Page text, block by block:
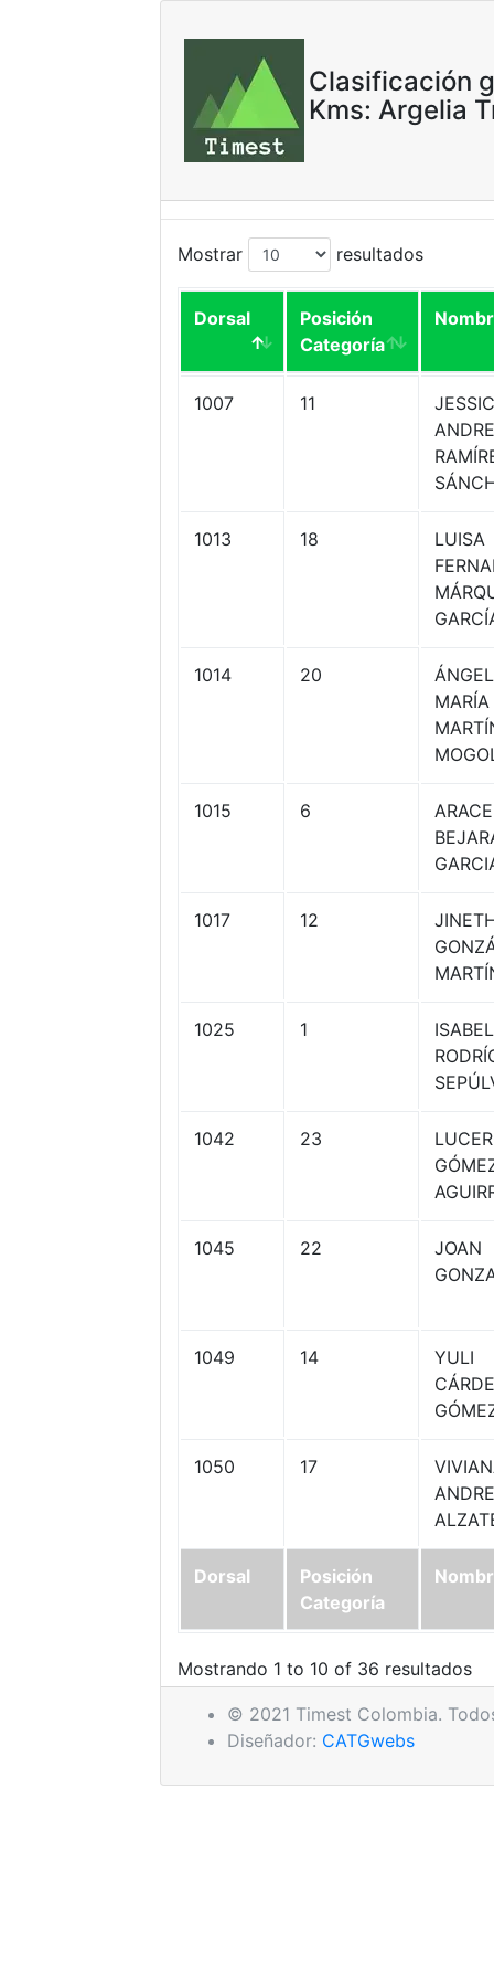
Clasificación
Kms: Argelia
Mostrar resultados
Dorsal
Posición
Categoría
Dorsal
Posición
Categoría
1007 11
1013 18
LUISA
1014 20
MARÍA
1015 6
1017 12
1025 1
1042 23
1045 22
JOAN
1049 14
YULI
1050 17
Mostrando 1 to 10 of 36 resultados
© 2021 Timest Colombia.
Diseñador: CATGwebs